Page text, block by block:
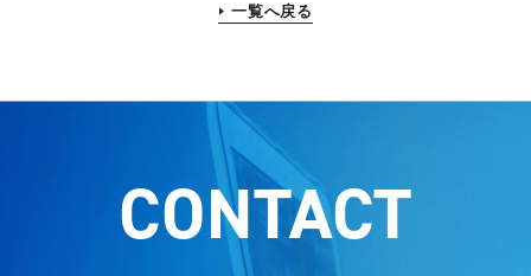
一覧へ戻る
CONTACT